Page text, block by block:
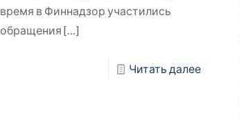
время в Финнадзор участились
обращения […]
Читать далее